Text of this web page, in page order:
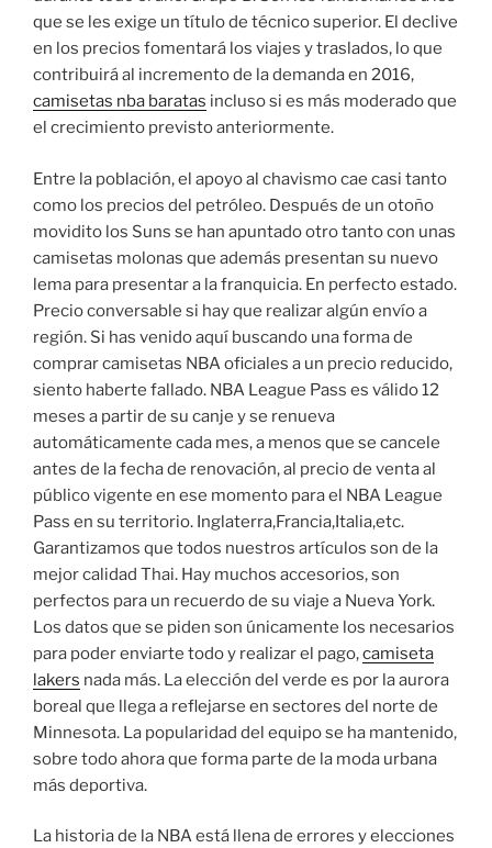
que se les exige un título de técnico superior. El declive
en los precios fomentará los viajes y traslados, lo que
contribuirá al incremento de la demanda en 2016,
camisetas nba baratas incluso si es más moderado que
el crecimiento previsto anteriormente.
Entre la población, el apoyo al chavismo cae casi tanto
como los precios del petróleo. Después de un otoño
movidito los Suns se han apuntado otro tanto con unas
camisetas molonas que además presentan su nuevo
lema para presentar a la franquicia. En perfecto estado.
Precio conversable si hay que realizar algún envío a
región. Si has venido aquí buscando una forma de
comprar camisetas NBA oficiales a un precio reducido,
siento haberte fallado. NBA League Pass es válido 12
meses a partir de su canje y se renueva
automáticamente cada mes, a menos que se cancele
antes de la fecha de renovación, al precio de venta al
público vigente en ese momento para el NBA League
Pass en su territorio. Inglaterra,Francia,Italia,etc.
Garantizamos que todos nuestros artículos son de la
mejor calidad Thai. Hay muchos accesorios, son
perfectos para un recuerdo de su viaje a Nueva York.
Los datos que se piden son únicamente los necesarios
para poder enviarte todo y realizar el pago,camiseta
lakers nada más. La elección del verde es por la aurora
boreal que llega a reflejarse en sectores del norte de
Minnesota. La popularidad del equipo se ha mantenido,
sobre todo ahora que forma parte de la moda urbana
más deportiva.
La historia de la NBA está llena de errores y elecciones